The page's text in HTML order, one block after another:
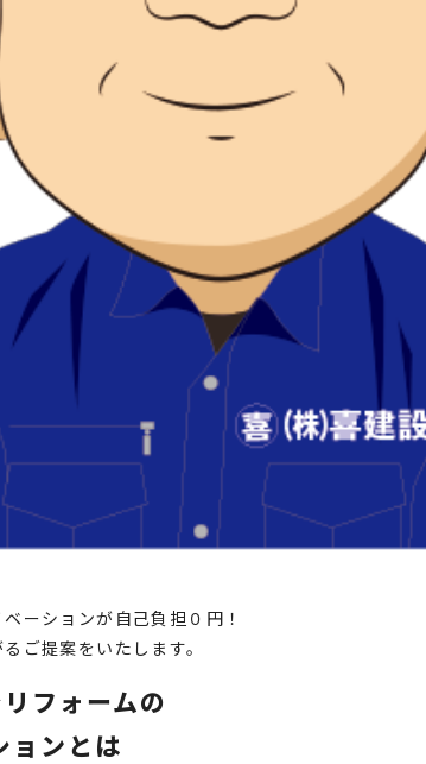
ーションが自己負担０円！
ご提案をいたします。
リフォームの
ョンとは